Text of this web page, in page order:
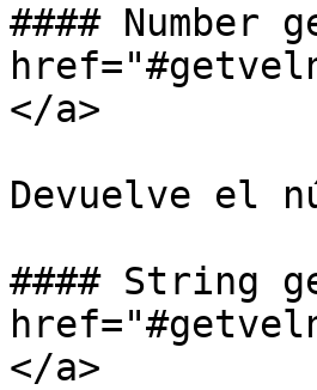
#### Number
</a>
Devuelve el
#### String
</a>